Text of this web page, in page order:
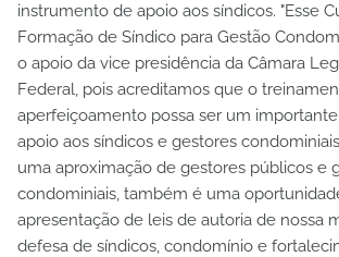
instrumento de apoio aos síndicos. "Esse
Formação de Síndico para Gestão
o apoio da vice presidência da Câmara
Federal, pois acreditamos que o
aperfeiçoamento possa ser um
apoio aos síndicos e gestores
uma aproximação de gestores públicos e
condominiais, também é uma
apresentação de leis de autoria de nossa
defesa de síndicos, condomínio e